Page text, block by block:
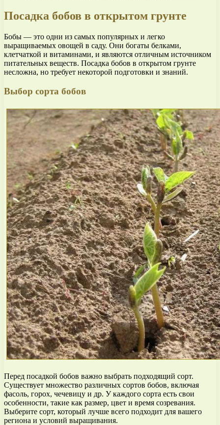
Посадка бобов в открытом грунте
Бобы — это одни из самых популярных и легко
выращиваемых овощей в саду. Они богаты белками,
клетчаткой и витаминами, и являются отличным источником
питательных веществ. Посадка бобов в открытом грунте
несложна, но требует некоторой подготовки и знаний.
Выбор сорта бобов
Перед посадкой бобов важно выбрать подходящий сорт.
Существует множество различных сортов бобов, включая
фасоль, горох, чечевицу и др. У каждого сорта есть свои
особенности, такие как размер, цвет и время созревания.
Выберите сорт, который лучше всего подходит для вашего
региона и условий выращивания.